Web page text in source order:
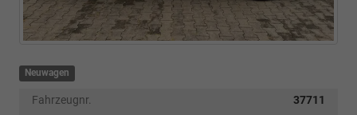
Neuwagen
Fahrzeugnr.
37711